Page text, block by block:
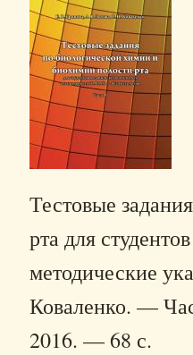
Тестовые
рта для
методические
Коваленко. —
2016. — 68 с.